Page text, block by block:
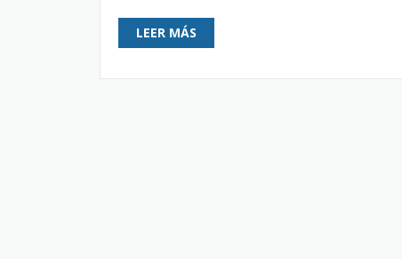
LEER MÁS